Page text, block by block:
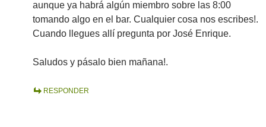
aunque ya habrá algún miembro sobre las 8:00
tomando algo en el bar. Cualquier cosa nos escribes!.
Cuando llegues allí pregunta por José Enrique.
Saludos y pásalo bien mañana!.
RESPONDER